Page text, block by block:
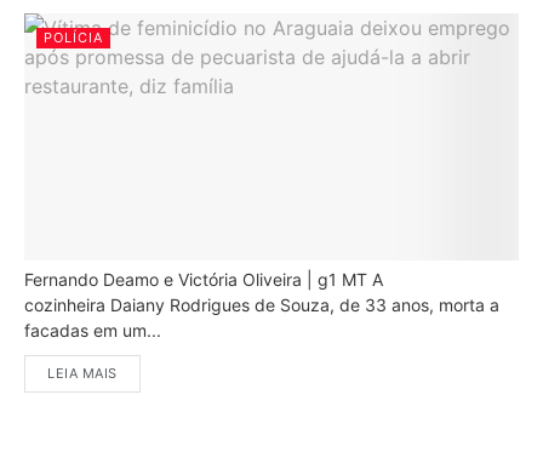
POLÍCIA
Fernando Deamo e Victória Oliveira | g1 MT A
cozinheira Daiany Rodrigues de Souza, de 33 anos, morta a
facadas em um...
LEIA MAIS